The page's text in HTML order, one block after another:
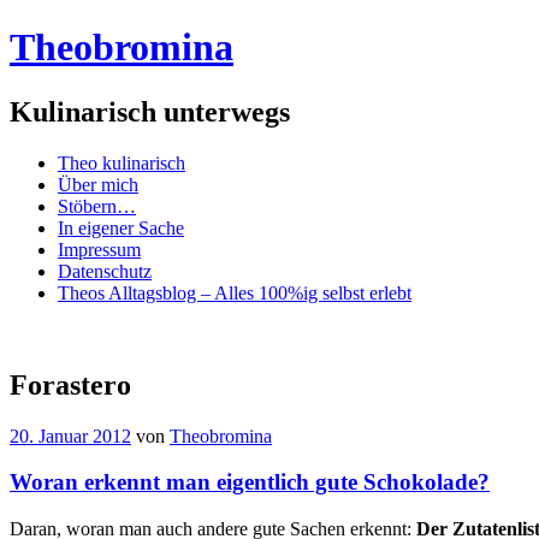
Theobromina
Kulinarisch unterwegs
Menü
Zum
Inhalt
springen
Theo kulinarisch
Über mich
Stöbern…
In eigener Sache
Impressum
Datenschutz
Theos Alltagsblog – Alles 100%ig selbst erlebt
Forastero
20. Januar 2012 von Theobromina
Woran erkennt man eigentlich gute Schokolade?
Daran, woran man auch andere gute Sachen erkennt: Der